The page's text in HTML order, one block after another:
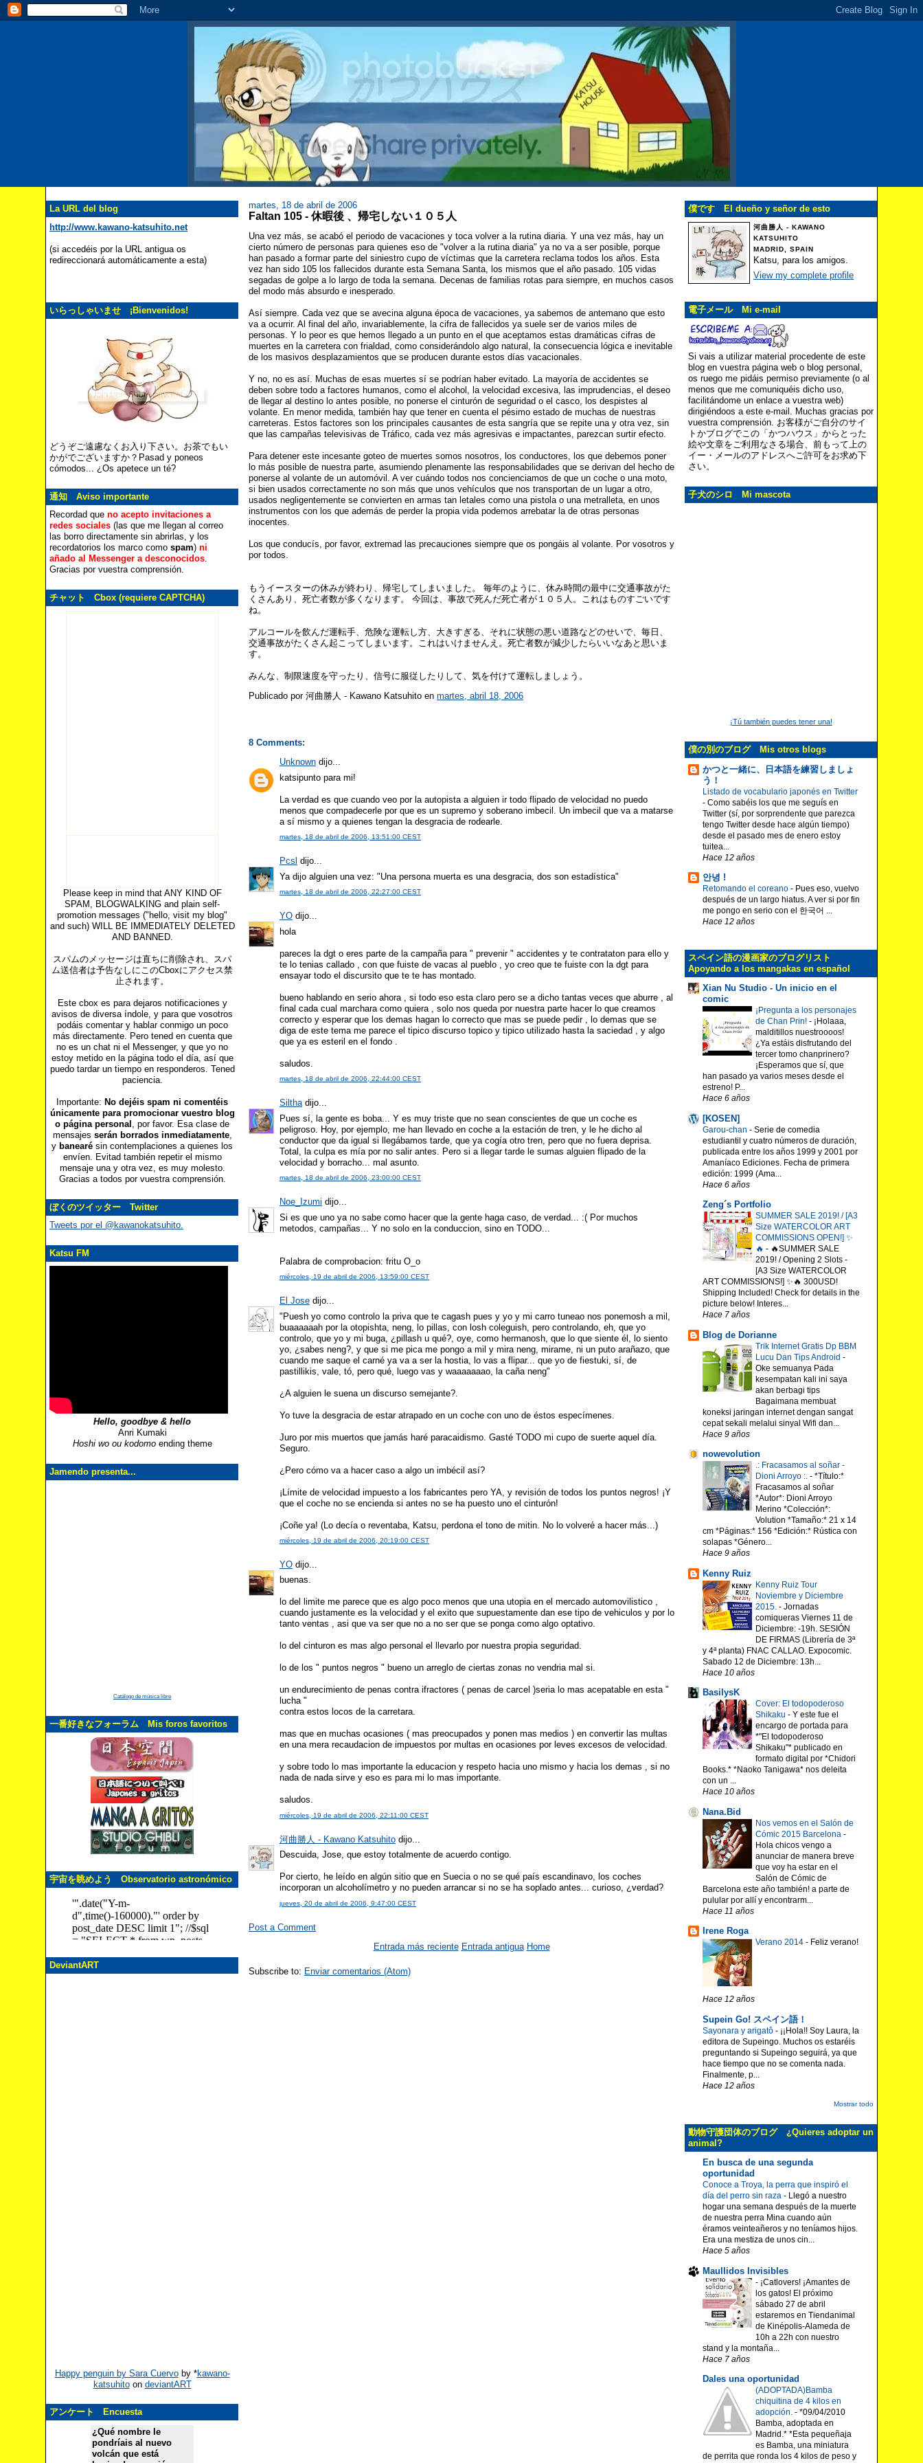
La URL del blog
http://www.kawano-katsuhito.net
(si accedéis por la URL antigua os
redireccionará automáticamente a esta)
いらっしゃいませ ¡Bienvenidos!
どうぞご遠慮なくお入り下さい。お茶でもい
かがでございますか？Pasad y poneos
cómodos... ¿Os apetece un té?
通知 Aviso importante
Recordad que no acepto invitaciones a
redes sociales (las que me llegan al correo
las borro directamente sin abrirlas, y los
recordatorios los marco como spam) ni
añado al Messenger a desconocidos.
Gracias por vuestra comprensión.
チャット Cbox (requiere CAPTCHA)
Please keep in mind that ANY KIND OF
SPAM, BLOGWALKING and plain self-
promotion messages ("hello, visit my blog"
and such) WILL BE IMMEDIATELY DELETED
AND BANNED.
スパムのメッセージは直ちに削除され、スパ
ム送信者は予告なしにこのCboxにアクセス禁
止されます。
Este cbox es para dejaros notificaciones y
avisos de diversa índole, y para que vosotros
podáis comentar y hablar conmigo un poco
más directamente. Pero tened en cuenta que
no es un chat ni el Messenger, y que yo no
estoy metido en la página todo el día, así que
puedo tardar un tiempo en responderos. Tened
paciencia.
Importante: No dejéis spam ni comentéis
únicamente para promocionar vuestro blog
o página personal
, por favor. Esa clase de
mensajes serán borrados inmediatamente,
y banearé sin contemplaciones a quienes los
envíen. Evitad también repetir el mismo
mensaje una y otra vez, es muy molesto.
Gracias a todos por vuestra comprensión.
ぼくのツイッター Twitter
Tweets por el @kawanokatsuhito.
Katsu FM
Hello, goodbye & hello
Anri Kumaki
Hoshi wo ou kodomoending theme
Jamendo presenta...
Catálogo de música libre
一番好きなフォーラム Mis foros favoritos
宇宙を眺めよう Observatorio astronómico
DeviantART
Happy penguin by Sara Cuervoby *kawano-
katsuhitoon deviantART
アンケート Encuesta
¿Qué nombre le
pondríais al nuevo
volcán que está
martes, 18 de abril de 2006
Faltan 105 - 休暇後 、帰宅しない１０５人
Una vez más, se acabó el periodo de vacaciones y toca volver a la rutina diaria. Y una vez más, hay un
cierto número de personas para quienes eso de "volver a la rutina diaria" ya no va a ser posible, porque
han pasado a formar parte del siniestro cupo de víctimas que la carretera reclama todos los años. Esta
vez han sido 105 los fallecidos durante esta Semana Santa, los mismos que el año pasado. 105 vidas
segadas de golpe a lo largo de toda la semana. Decenas de familias rotas para siempre, en muchos casos
del modo más absurdo e inesperado.
Así siempre. Cada vez que se avecina alguna época de vacaciones, ya sabemos de antemano que esto
va a ocurrir. Al final del año, invariablemente, la cifra de fallecidos ya suele ser de varios miles de
personas. Y lo peor es que hemos llegado a un punto en el que aceptamos estas dramáticas cifras de
muertes en la carretera con frialdad, como considerándolo algo natural, la consecuencia lógica e inevitable
de los masivos desplazamientos que se producen durante estos días vacacionales.
Y no, no es así. Muchas de esas muertes sí se podrían haber evitado. La mayoría de accidentes se
deben sobre todo a factores humanos, como el alcohol, la velocidad excesiva, las imprudencias, el deseo
de llegar al destino lo antes posible, no ponerse el cinturón de seguridad o el casco, los despistes al
volante. En menor medida, también hay que tener en cuenta el pésimo estado de muchas de nuestras
carreteras. Estos factores son los principales causantes de esta sangría que se repite una y otra vez, sin
que las campañas televisivas de Tráfico, cada vez más agresivas e impactantes, parezcan surtir efecto.
Para detener este incesante goteo de muertes somos nosotros, los conductores, los que debemos poner
lo más posible de nuestra parte, asumiendo plenamente las responsabilidades que se derivan del hecho de
ponerse al volante de un automóvil. A ver cuándo todos nos concienciamos de que un coche o una moto,
si bien usados correctamente no son más que unos vehículos que nos transportan de un lugar a otro,
usados negligentemente se convierten en armas tan letales como una pistola o una metralleta, en unos
instrumentos con los que además de perder la propia vida podemos arrebatar la de otras personas
inocentes.
Los que conducís, por favor, extremad las precauciones siempre que os pongáis al volante. Por vosotros y
por todos.
もうイースターの休みが終わり、帰宅してしまいました。 毎年のように、休み時間の最中に交通事故がた
くさんあり、死亡者数が多くなります。 今回は、事故で死んだ死亡者が１０５人。これはものすごいです
ね。
アルコールを飲んだ運転手、危険な運転し方、大きすぎる、それに状態の悪い道路などのせいで、毎日、
交通事故がたくさん起こってしまいます。これはいけませんえ。死亡者数が減少したらいいなあと思いま
す。
みんな、制限速度を守ったり、信号に服従したりして、気を付けて運転しましょう。
Publicado por 河曲勝人 - Kawano Katsuhito en martes, abril 18, 2006
8 Comments:
Unknown dijo...
katsipunto para mi!
La verdad es que cuando veo por la autopista a alguien ir todo flipado de velocidad no puedo
menos que compadecerle por que es un supremo y soberano imbecil. Un imbecil que va a matarse
a sí mismo y a quienes tengan la desgracia de rodearle.
martes, 18 de abril de 2006, 13:51:00 CEST
Pcsl dijo...
Ya dijo alguien una vez: "Una persona muerta es una desgracia, dos son estadística"
martes, 18 de abril de 2006, 22:27:00 CEST
YO dijo...
hola
pareces la dgt o eres parte de la campaña para " prevenir " accidentes y te contrataton para ello y
te lo tenias callado , con que fuiste de vacas al pueblo , yo creo que te fuiste con la dgt para
ensayar todo el discursito que te te has montado.
bueno hablando en serio ahora , si todo eso esta claro pero se a dicho tantas veces que aburre , al
final cada cual marchara como quiera , solo nos queda por nuestra parte hacer lo que creamos
correcto y esperar que los demas hagan lo correcto que mas se puede pedir , lo demas que se
diga de este tema me parece el tipico discurso topico y tipico utilizado hasta la saciedad , y algo
que ya es esteril en el fondo .
saludos.
martes, 18 de abril de 2006, 22:44:00 CEST
Silthadijo...
Pues sí, la gente es boba... Y es muy triste que no sean conscientes de que un coche es
peligroso. Hoy, por ejemplo, me han llevado en coche a la estación de tren, y le he dicho al
conductor que da igual si llegábamos tarde, que ya cogía otro tren, pero que no fuera deprisa.
Total, la culpa es mía por no salir antes. Pero si a llegar tarde le sumas alguien flipado de la
velocidad y borracho... mal asunto.
martes, 18 de abril de 2006, 23:00:00 CEST
Noe_Izumi dijo...
Si es que uno ya no sabe como hacer que la gente haga caso, de verdad... :( Por muchos
metodos, campañas... Y no solo en la conduccion, sino en TODO...
Palabra de comprobacion: fritu O_o
miércoles, 19 de abril de 2006, 13:59:00 CEST
El Jose dijo...
"Puesh yo como controlo la priva que te cagash pues y yo y mi carro tuneao nos ponemosh a mil,
buaaaaaah por la otopishta, neng, lo pillas, con losh coleguish, pero controlando, eh, que yo
controlo, que yo y mi buga, ¿pillash u qué?, oye, como hermanosh, que lo que siente él, lo siento
yo, ¿sabes neng?, y que si me pica me pongo a mil y mira neng, mirame, ni un puto arañazo, que
cuando me saque el carné ya va a ser la hostia, lo vas a flipar... que yo de fiestuki, sí, de
pastillikis, vale, tó, pero qué, luego vas y waaaaaaao, la caña neng"
¿A alguien le suena un discurso semejante?.
Yo tuve la desgracia de estar atrapado en un coche con uno de éstos especímenes.
Juro por mis muertos que jamás haré paracaidismo. Gasté TODO mi cupo de suerte aquel día.
Seguro.
¿Pero cómo va a hacer caso a algo un imbécil así?
¡Límite de velocidad impuesto a los fabricantes pero YA, y revisión de todos los puntos negros! ¡Y
que el coche no se encienda si antes no se ha puesto uno el cinturón!
¡Coñe ya! (Lo decía o reventaba, Katsu, perdona el tono de mitin. No lo volveré a hacer más...)
miércoles, 19 de abril de 2006, 20:19:00 CEST
YO dijo...
buenas.
lo del limite me parece que es algo poco menos que una utopia en el mercado automovilistico ,
cuando justamente es la velocidad y el exito que supuestamente dan ese tipo de vehiculos y por lo
tanto ventas , asi que va ser que no a no ser que se ponga como algo optativo.
lo del cinturon es mas algo personal el llevarlo por nuestra propia seguridad.
lo de los " puntos negros " bueno un arreglo de ciertas zonas no vendria mal si.
un endurecimiento de penas contra ifractores ( penas de carcel )seria lo mas acepatable en esta "
lucha "
contra estos locos de la carretara.
mas que en muchas ocasiones ( mas preocupados y ponen mas medios ) en convertir las multas
en una mera recaudacion de impuestos por multas en ocasiones por leves excesos de velocidad.
y sobre todo lo mas importante la educacion y respeto hacia uno mismo y hacia los demas , si no
nada de nada sirve y eso es para mi lo mas importante.
saludos.
miércoles, 19 de abril de 2006, 22:11:00 CEST
河曲勝人 - Kawano Katsuhito dijo...
Descuida, Jose, que estoy totalmente de acuerdo contigo.
Por cierto, he leído en algún sitio que en Suecia o no se qué país escandinavo, los coches
incorporan un alcoholímetro y no pueden arrancar si no se ha soplado antes... curioso, ¿verdad?
jueves, 20 de abril de 2006, 9:47:00 CEST
Post a Comment
Entrada más reciente Entrada antigua Home
Subscribe to: Enviar comentarios (Atom)
僕です El dueño y señor de esto
河曲勝人 - KAWANO
KATSUHITO
MADRID, SPAIN
Katsu, para los amigos.
View my complete profile
電子メール Mi e-mail
Si vais a utilizar material procedente de este
blog en vuestra página web o blog personal,
os ruego me pidáis permiso previamente (o al
menos que me comuniquéis dicho uso,
facilitándome un enlace a vuestra web)
dirigiéndoos a este e-mail. Muchas gracias por
vuestra comprensión. お客様がご自分のサイ
トかブログでこの「かつハウス」からとった
絵や文章をご利用なさる場合、前もって上の
イー・メールのアドレスへご許可をお求め下
さい。
子犬のシロ Mi mascota
¡Tú también puedes tener una!
僕の別のブログ Mis otros blogs
かつと一緒に、日本語を練習しましょ
う！
Listado de vocabulario japonés en Twitter
- Como sabéis los que me seguís en
Twitter (sí, por sorprendente que parezca
tengo Twitter desde hace algún tiempo)
desde el pasado mes de enero estoy
tuitea...
Hace 12 años
안녕 !
Retomando el coreano - Pues eso, vuelvo
después de un largo hiatus. A ver si por fin
me pongo en serio con el 한국어 ...
Hace 12 años
スペイン語の漫画家のブログリスト
Apoyando a los mangakas en español
Xian Nu Studio - Un inicio en el
comic
¡Pregunta a los personajes
de Chan Prin! - ¡Holaaa,
malditillos nuestroooos!
¿Ya estáis disfrutando del
tercer tomo chanprinero?
¡Esperamos que sí, que
han pasado ya varios meses desde el
estreno! P...
Hace 6 años
[KOSEN]
Garou-chan - Serie de comedia
estudiantil y cuatro números de duración,
publicada entre los años 1999 y 2001 por
Amaníaco Ediciones. Fecha de primera
edición: 1999 (Ama...
Hace 6 años
Zeng´s Portfolio
SUMMER SALE 2019! / [A3
Size WATERCOLOR ART
COMMISSIONS OPEN!] ✨
🔥 - 🔥SUMMER SALE
2019! / Opening 2 Slots -
[A3 Size WATERCOLOR
ART COMMISSIONS!] ✨🔥 300USD!
Shipping Included! Check for details in the
picture below! Interes...
Hace 7 años
Blog de Dorianne
Trik Internet Gratis Dp BBM
Lucu Dan Tips Android -
Oke semuanya Pada
kesempatan kali ini saya
akan berbagi tips
Bagaimana membuat
koneksi jaringan internet dengan sangat
cepat sekali melalui sinyal Wifi dan...
Hace 9 años
nowevolution
.: Fracasamos al soñar -
Dioni Arroyo :. - *Título:*
Fracasamos al soñar
*Autor*: Dioni Arroyo
Merino *Colección*:
Volution *Tamaño:* 21 x 14
cm *Páginas:* 156 *Edición:* Rústica con
solapas *Género...
Hace 9 años
Kenny Ruiz
Kenny Ruiz Tour
Noviembre y Diciembre
2015. - Jornadas
comiqueras Viernes 11 de
Diciembre: -19h. SESIÓN
DE FIRMAS (Librería de 3ª
y 4ª planta) FNAC CALLAO. Expocomic.
Sabado 12 de Diciembre: 13h...
Hace 10 años
BasilysK
Cover: El todopoderoso
Shikaku - Y este fue el
encargo de portada para
*"El todopoderoso
Shikaku"* publicado en
formato digital por *Chidori
Books.* *Naoko Tanigawa* nos deleita
con un ...
Hace 10 años
Nana.Bid
Nos vemos en el Salón de
Cómic 2015 Barcelona -
Hola chicos vengo a
anunciar de manera breve
que voy ha estar en el
Salón de Cómic de
Barcelona este año también! a parte de
pulular por allí y encontrarm...
Hace 11 años
Irene Roga
Verano 2014 - Feliz verano!
Hace 12 años
Supein Go! スペイン語！
Sayonara y arigatô - ¡¡Hola!! Soy Laura, la
editora de Supeingo. Muchos os estaréis
preguntando si Supeingo seguirá, ya que
hace tiempo que no se comenta nada.
Finalmente, p...
Hace 12 años
Mostrar todo
動物守護団体のブログ ¿Quieres adoptar un
animal?
En busca de una segunda
oportunidad
Conoce a Troya, la perra que inspiró el
día del perro sin raza - Llegó a nuestro
hogar una semana después de la muerte
de nuestra perra Mina cuando aún
éramos veinteañeros y no teníamos hijos.
Era una mestiza de unos cin...
Hace 5 años
Maullidos Invisibles
- ¡Catlovers! ¡Amantes de
los gatos! El próximo
sábado 27 de abril
estaremos en Tiendanimal
de Kinépolis-Alameda de
10h a 22h con nuestro
stand y la montaña...
Hace 7 años
Dales una oportunidad
(ADOPTADA)Bamba
chiquitina de 4 kilos en
adopción. - *09/04/2010
Bamba, adoptada en
Madrid.* *Esta pequeñaja
es Bamba, una miniatura
de perrita que ronda los 4 kilos de peso y